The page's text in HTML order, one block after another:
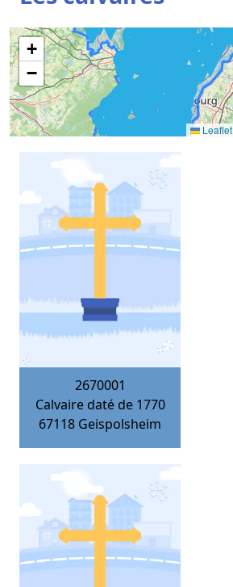
+
−
Leaflet
2670001
Calvaire daté de 1770
67118 Geispolsheim